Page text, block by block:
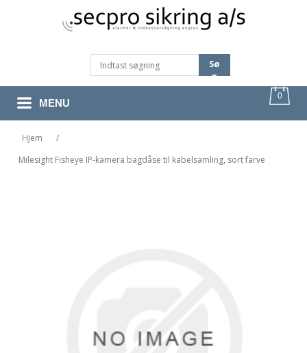
Sø
G
0
MENU
Hjem
/
Milesight Fisheye IP-kamera bagdåse til kabelsamling, sort farve